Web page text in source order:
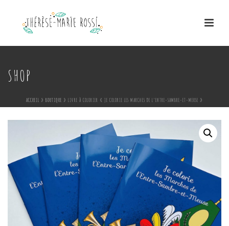
SHOP
ACCUEIL » BOUTIQUE » LIVRE À COLORIER « JE COLORIE LES MARCHES DE L’ENTRE-SAMBRE-ET-MEUSE »